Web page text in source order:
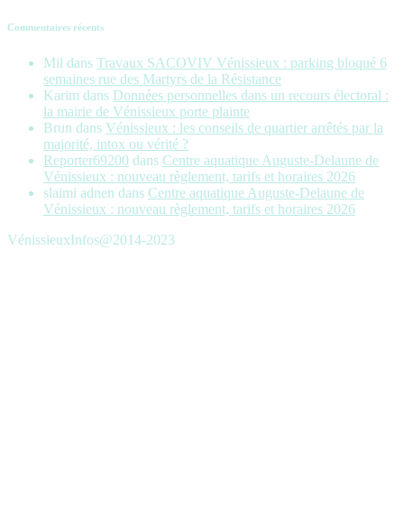
Commentaires récents
Mil dans Travaux SACOVIV Vénissieux : parking bloqué 6
semaines rue des Martyrs de la Résistance
Karim dans Données personnelles dans un recours électoral :
la mairie de Vénissieux porte plainte
Brun dans Vénissieux : les conseils de quartier arrêtés par la
majorité, intox ou vérité ?
Reporter69200 dans Centre aquatique Auguste-Delaune de
Vénissieux : nouveau règlement, tarifs et horaires 2026
slaimi adnen dans Centre aquatique Auguste-Delaune de
Vénissieux : nouveau règlement, tarifs et horaires 2026
VénissieuxInfos@2014-2023